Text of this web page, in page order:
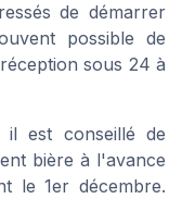
de démarrer
possible de
sous 24 à
il est conseillé de
bière à l'avance
le 1er décembre.